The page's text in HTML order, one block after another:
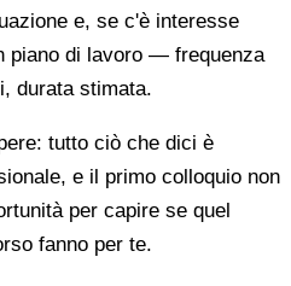
e, se c'è interesse
piano di lavoro — frequenza
durata stimata.
tutto ciò che dici è
e il primo colloquio non
per capire se quel
fanno per te.